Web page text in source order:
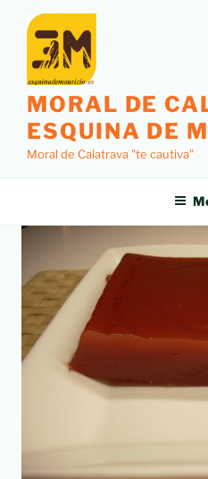
MORAL DE
ESQUINA DE
Moral de Calatrava "te cautiva"